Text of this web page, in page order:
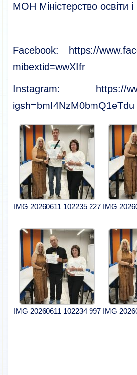
МОН Міністерство освіти
Facebook: https://
mibextid=wwXIfr
Instagram: https://
igsh=bmI4NzM0bmQ1eTdu
IMG 20260611 102235 227 IMG
IMG 20260611 102234 997 IMG